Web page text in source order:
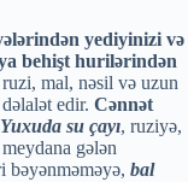
yediyinizi və
behişt hurilərindən
mal, nəsil və uzun
edir. Cənnət
Yuxuda su çayı, ruziyə,
gələn
bəyənməməyə, bal